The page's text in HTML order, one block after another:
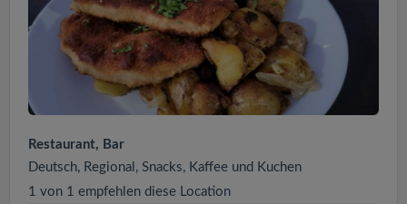
Restaurant, Bar
Deutsch, Regional, Snacks, Kaffee und Kuchen
1 von 1 empfehlen diese Location